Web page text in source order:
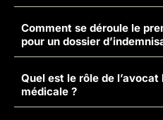
Comment se déroule le
pour un dossier
Quel est le rôle de l’avocat
médicale ?